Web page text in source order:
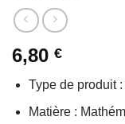
0
sur
5
6,80 €
Type de produit
Matière :